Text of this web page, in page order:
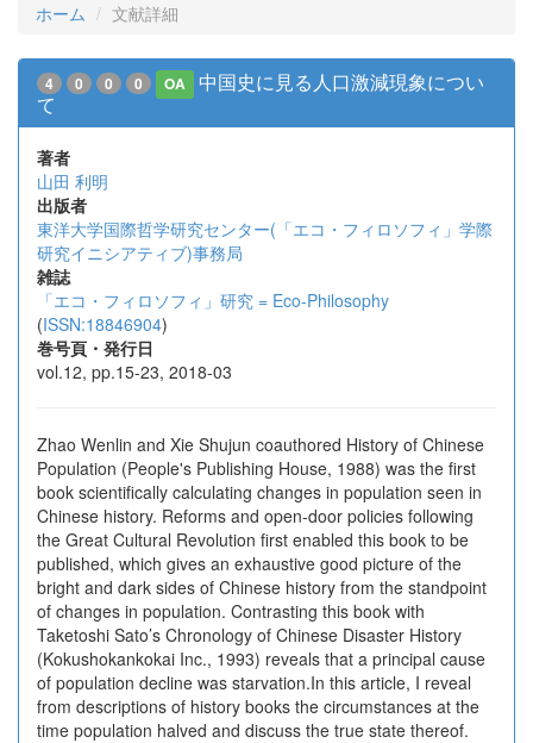
ホーム 文献詳細
4 0 0 0 OA
中国史に見る人口激減現象につい
て
著者
山田 利明
出版者
東洋大学国際哲学研究センター(「エコ・フィロソフィ」学際
研究イニシアティブ)事務局
雑誌
「エコ・フィロソフィ」研究 = Eco-Philosophy
(ISSN:18846904)
巻号頁・発行日
vol.12, pp.15-23, 2018-03
Zhao Wenlin and Xie Shujun coauthored History of Chinese
Population (People's Publishing House, 1988) was the first
book scientifically calculating changes in population seen in
Chinese history. Reforms and open-door policies following
the Great Cultural Revolution first enabled this book to be
published, which gives an exhaustive good picture of the
bright and dark sides of Chinese history from the standpoint
of changes in population. Contrasting this book with
Taketoshi Sato’s Chronology of Chinese Disaster History
(Kokushokankokai Inc., 1993) reveals that a principal cause
of population decline was starvation.In this article, I reveal
from descriptions of history books the circumstances at the
time population halved and discuss the true state thereof.